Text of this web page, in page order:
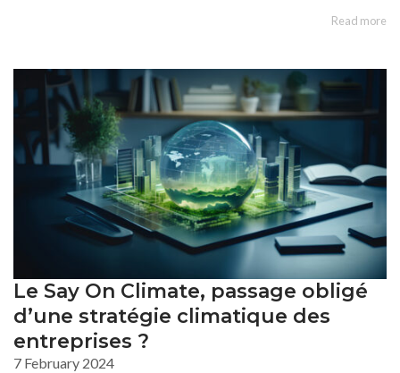
Read more
Le Say On Climate, passage obligé
d’une stratégie climatique des
entreprises ?
7 February 2024